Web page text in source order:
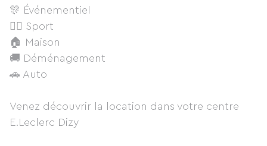
🎊 Événementiel
🚴‍♀️ Sport
🏠 Maison
🚚 Déménagement
🚗 Auto
Venez découvrir la location dans votre centre
E.Leclerc Dizy